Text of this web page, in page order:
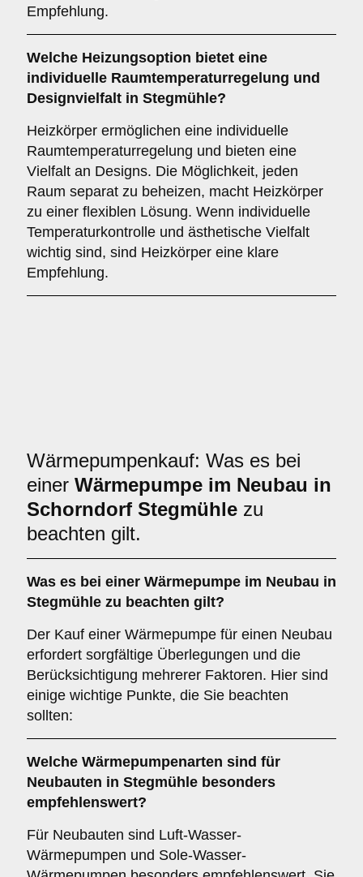
Empfehlung.
Welche Heizungsoption bietet eine
individuelle Raumtemperaturregelung und
Designvielfalt in Stegmühle?
Heizkörper ermöglichen eine individuelle
Raumtemperaturregelung und bieten eine
Vielfalt an Designs. Die Möglichkeit, jeden
Raum separat zu beheizen, macht Heizkörper
zu einer flexiblen Lösung. Wenn individuelle
Temperaturkontrolle und ästhetische Vielfalt
wichtig sind, sind Heizkörper eine klare
Empfehlung.
Wärmepumpenkauf: Was es bei
einer Wärmepumpe im Neubau in
Schorndorf Stegmühle zu
beachten gilt.
Was es bei einer Wärmepumpe im Neubau in
Stegmühle zu beachten gilt?
Der Kauf einer Wärmepumpe für einen Neubau
erfordert sorgfältige Überlegungen und die
Berücksichtigung mehrerer Faktoren. Hier sind
einige wichtige Punkte, die Sie beachten
sollten:
Welche Wärmepumpenarten sind für
Neubauten in Stegmühle besonders
empfehlenswert?
Für Neubauten sind Luft-Wasser-
Wärmepumpen und Sole-Wasser-